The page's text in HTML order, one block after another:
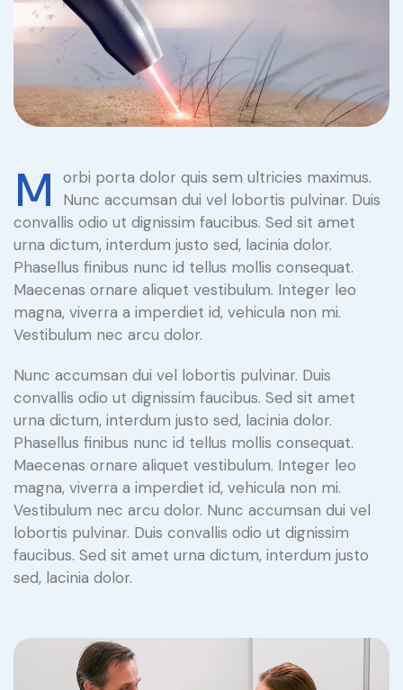
M
orbi porta dolor quis sem ultricies maximus.
Nunc accumsan dui vel lobortis pulvinar. Duis
convallis odio ut dignissim faucibus. Sed sit amet
urna dictum, interdum justo sed, lacinia dolor.
Phasellus finibus nunc id tellus mollis consequat.
Maecenas ornare aliquet vestibulum. Integer leo
magna, viverra a imperdiet id, vehicula non mi.
Vestibulum nec arcu dolor.
Nunc accumsan dui vel lobortis pulvinar. Duis
convallis odio ut dignissim faucibus. Sed sit amet
urna dictum, interdum justo sed, lacinia dolor.
Phasellus finibus nunc id tellus mollis consequat.
Maecenas ornare aliquet vestibulum. Integer leo
magna, viverra a imperdiet id, vehicula non mi.
Vestibulum nec arcu dolor. Nunc accumsan dui vel
lobortis pulvinar. Duis convallis odio ut dignissim
faucibus. Sed sit amet urna dictum, interdum justo
sed, lacinia dolor.